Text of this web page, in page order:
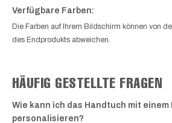
Verfügbare Farben:
Die Farben auf Ihrem Bildschirm können von
des Endprodukts abweichen.
HÄUFIG GESTELLTE FRAGEN
Wie kann ich das Handtuch mit einem
personalisieren?